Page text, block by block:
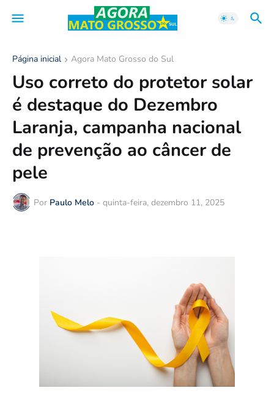
Página inicial Agora Mato Grosso do Sul
Uso correto do protetor solar
é destaque do Dezembro
Laranja, campanha nacional
de prevenção ao câncer de
pele
Por Paulo Melo - quinta-feira, dezembro 11, 2025